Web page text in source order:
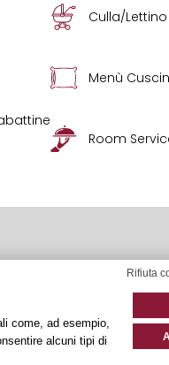
Culla/
Menù
Room
Rifiuta
come, ad esempio,
alcuni tipi di